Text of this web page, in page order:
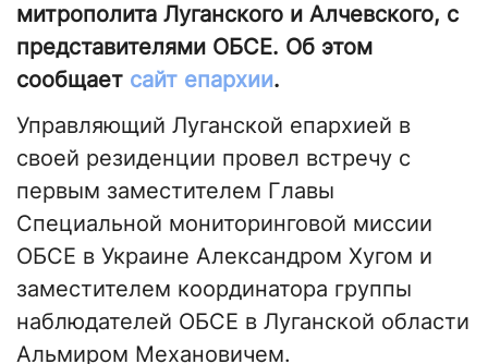
митрополита Луганского и Алчевского, с
представителями ОБСЕ. Об этом
сообщает сайт епархии.
Управляющий Луганской епархией в
своей резиденции провел встречу с
первым заместителем Главы
Специальной мониторинговой миссии
ОБСЕ в Украине Александром Хугом и
заместителем координатора группы
наблюдателей ОБСЕ в Луганской области
Альмиром Механовичем.